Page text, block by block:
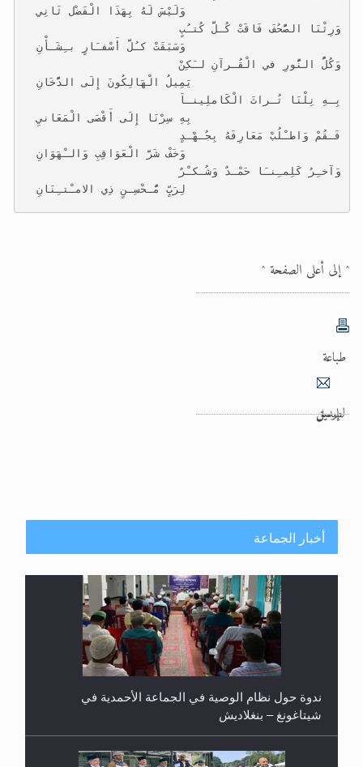
                        وَلَيْسَ لَهُ بِهَذَا الْفَضْل ثَانِي
وَرِثْنَا الصُّحُفَ فَاقَتْ كُـلَّ كُتـُبٍ
                        وَسَبَقَتْ كـُلَّ أَسْفـَارٍ بـِشَـأْنِ
وَكُلُّ النُّورِ في الْقُـرآنِ لـَكِنْ
                       يَمِيلُ الْهَالِكُونَ إِلَى الدُّخَانِ
بِـهِ نِلْنَا تُـراثَ الْكَاملِينـاَ
                       بِهِ سِرْنَا إِلَى أَقْصَى الْمَعَانيِ
فَـقُمْ وَاطـْلُبْ مَعَارِفَهُ بِجُـهْـدٍ
                        وَخَفْ شَرَّ الْعَوَاقِبِ وَالـْهَوَانِ
وَآخـِرُ كَلِمـِنـَا حَمْـدٌ وَشُـكـْرٌ
                        لِرَبٍّ مُّـحْسِـنٍ ذِي الامـْتـِنَانِ
^ إلى أعلى الصفحة ^
طباعة
إرسل لصديق
أخبار الجماعة
اليوم الوطني الرياضي لمجلس أنصار الله في هولندا